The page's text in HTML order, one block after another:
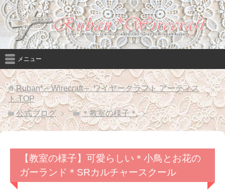
メニュー
Ruban*～Wirecraft～ ワイヤークラフト アーティス
トTOP
公式ブログ
＊教室の様子＊
【教室の様子】可愛らしい＊小鳥とお花の
ガーランド＊SRカルチャースクール